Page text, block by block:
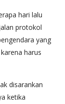
hari lalu
protokol
yang
harus
disarankan
ketika